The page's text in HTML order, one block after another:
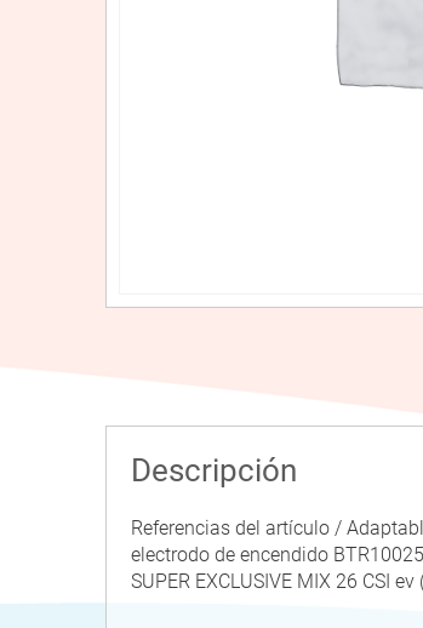
Descripción
Referencias del artículo /
electrodo de encendido
SUPER EXCLUSIVE MIX 26 CSI